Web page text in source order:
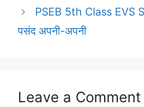
PSEB 5th Class EVS
पसंद अपनी-अपनी
Leave a Comment